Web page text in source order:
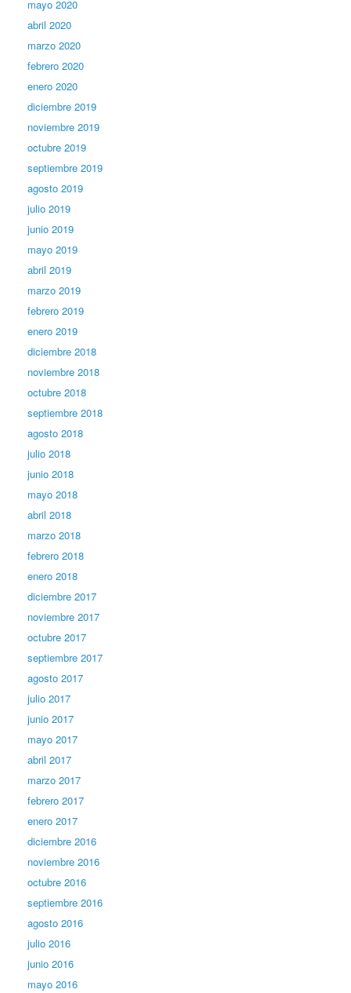
mayo 2020
abril 2020
marzo 2020
febrero 2020
enero 2020
diciembre 2019
noviembre 2019
octubre 2019
septiembre 2019
agosto 2019
julio 2019
junio 2019
mayo 2019
abril 2019
marzo 2019
febrero 2019
enero 2019
diciembre 2018
noviembre 2018
octubre 2018
septiembre 2018
agosto 2018
julio 2018
junio 2018
mayo 2018
abril 2018
marzo 2018
febrero 2018
enero 2018
diciembre 2017
noviembre 2017
octubre 2017
septiembre 2017
agosto 2017
julio 2017
junio 2017
mayo 2017
abril 2017
marzo 2017
febrero 2017
enero 2017
diciembre 2016
noviembre 2016
octubre 2016
septiembre 2016
agosto 2016
julio 2016
junio 2016
mayo 2016